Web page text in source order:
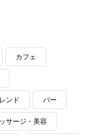
カフェ
ンド バー
サージ・美容